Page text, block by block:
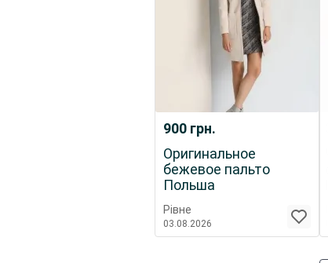
900 грн.
Оригинальное
бежевое пальто
Польша
Рівне
03.08.2026